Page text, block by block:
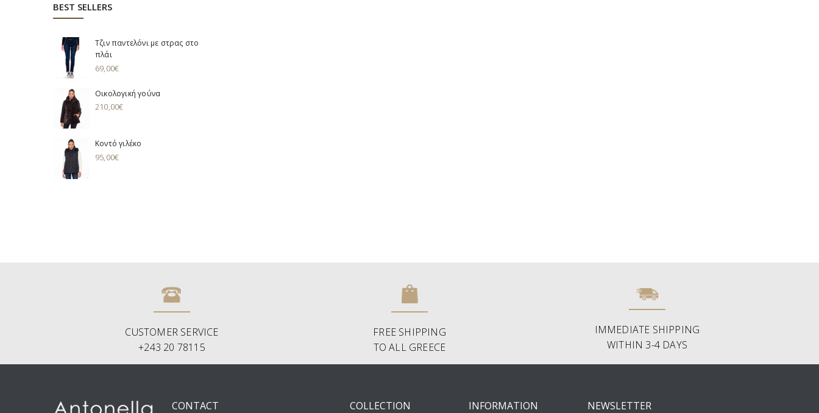
BEST SELLERS
Τζιν παντελόνι με στρας στο
πλάι
69,00€
Οικολογική γούνα
210,00€
Κοντό γιλέκο
95,00€
CUSTOMER SERVICE
+243 20 78115
FREE SHIPPING
TO ALL GREECE
IMMEDIATE SHIPPING
WITHIN 3-4 DAYS
CONTACT COLLECTION INFORMATION NEWSLETTER